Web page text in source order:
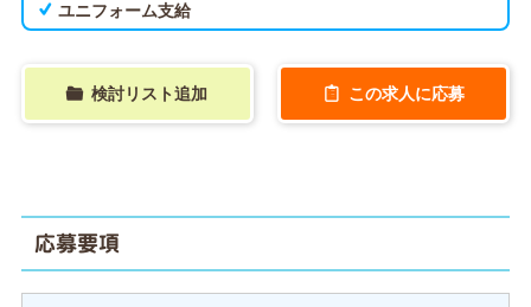
ユニフォーム支給
検討リスト追加 この求人に応募
応募要項